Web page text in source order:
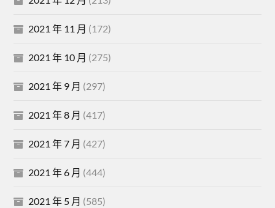
2021 年 11 月 (172)
2021 年 10 月 (275)
2021 年 9 月 (297)
2021 年 8 月 (417)
2021 年 7 月 (427)
2021 年 6 月 (444)
2021 年 5 月 (585)